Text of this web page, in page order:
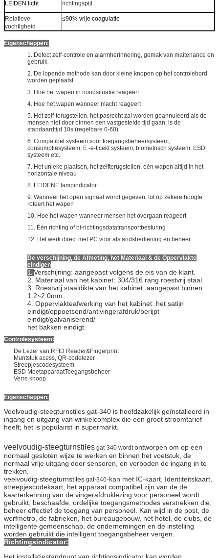
LEIDEN licht richtingspijl
Relatieve
vochtigheid
≤90% vrije coagulatie
Eigenschappen:
1. Defect zelf-controle en alarmherinnering, gemak van maitenance en
gebruik
2. De lopende methode kan door kleine knopen op het controlebord
worden geplaatst
3. Hoe het wapen in noodsituatie reageert
4. Hoe het wapen wanneer macht reageert
5. Het zelf-terugstellen. het pasrecht zal worden geannuleerd als de
mensen niet door binnen een vastgestelde tijd gaan, is de
standaardtijd 10s (regelbare 0-60)
6. Compatibel systeem voor toegangsbeheersysteem,
consumptiesysteem, E -e-ticekt systeem, biometrisch systeem, ESD
systeem etc.
7. Het unieke plaatsen, het zelfterugstellen, één wapen altijd in het
horizontale niveau
8. LEIDENE lampindicator
9. Wanneer het open signaal wordt gegeven, tot op zekere hoogte
roteert het wapen
10. Hoe het wapen wanneer mensen het overgaan reageert
11. Één richting of bi-richtingsdatatransportbesturing
12. Het werk direct met PC voor afstandsbediening en beheer
De verschijning, de Afmeting, het Materiaal & de Oppervlakte
eindigen
1. Verschijning: aangepast volgens de eis van de klant.
2. Materiaal van het kabinet: 304/316 rang roestvrij staal.
3. Roestvrij staaldikte van het kabinet: aangepast binnen
1.2~2.0mm.
4. Oppervlakteafwerking van het kabinet: het satijn
eindigt/oppoetsend/antivingerafdruk/berijpt
eindigt/galvaniserend/
het bakken eindigt.
Controlesysteem:
De Lezer van RFID Reader&Fingerprint
Muntstuk acess, QR-codelezer
Streepjescodesysteem
ESD MeetapparaatToegangsbeheer
Verre knoop
Eigenschappen:
Veelvoudig-steegturnstiles gat-340 is hoofdzakelijk geïnstalleerd in
ingang en uitgang van winkelcomplex die een groot stroomtarief
heeft; het is populairst in supermarkt.
veelvoudig-steegturnstiles gat-340 wordtontworpen om op een
normaal gesloten wijze te werken en binnen het voetstuk, de
normaal vrije uitgang door sensoren, en verboden de ingang in te
trekken.
veelvoudig-steegturnstiles gat-340-kan met IC-kaart, Identiteitskaart,
streepjescodekaart, het apparaat compatibel zijn van de de
kaarterkenning van de vingerafdruklezing voor personeel wordt
gebruikt, beschaafde, ordelijke toegangsmethodes verstrekken die;
beheer effectief de toegang van personeel. Kan wijd in de post, de
werfmetro, de fabrieken, het bureaugebouw, het hotel, de clubs, de
intelligente gemeenschap, de ondernemingen en de instelling
worden gebruikt die intelligent toegangsbeheer vergen.
Richtingsindicator: